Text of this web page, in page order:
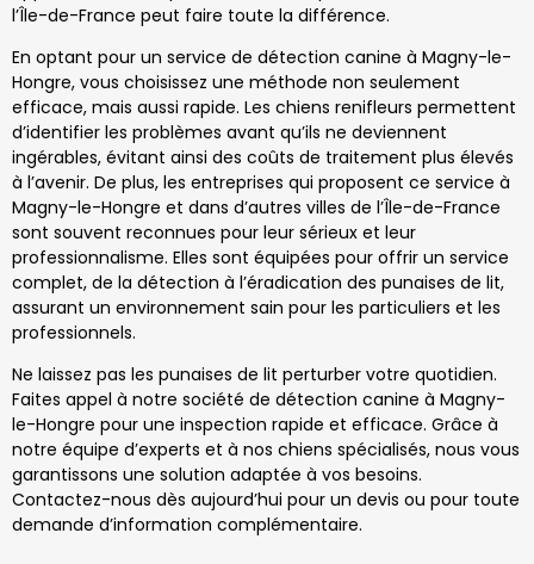
l’Île-de-France peut faire toute la différence.
En optant pour un service de détection canine à Magny-le-
Hongre, vous choisissez une méthode non seulement
efficace, mais aussi rapide. Les chiens renifleurs permettent
d’identifier les problèmes avant qu’ils ne deviennent
ingérables, évitant ainsi des coûts de traitement plus élevés
à l’avenir. De plus, les entreprises qui proposent ce service à
Magny-le-Hongre et dans d’autres villes de l’Île-de-France
sont souvent reconnues pour leur sérieux et leur
professionnalisme. Elles sont équipées pour offrir un service
complet, de la détection à l’éradication des punaises de lit,
assurant un environnement sain pour les particuliers et les
professionnels.
Ne laissez pas les punaises de lit perturber votre quotidien.
Faites appel à notre société de détection canine à Magny-
le-Hongre pour une inspection rapide et efficace. Grâce à
notre équipe d’experts et à nos chiens spécialisés, nous vous
garantissons une solution adaptée à vos besoins.
Contactez-nous dès aujourd’hui pour un devis ou pour toute
demande d’information complémentaire.